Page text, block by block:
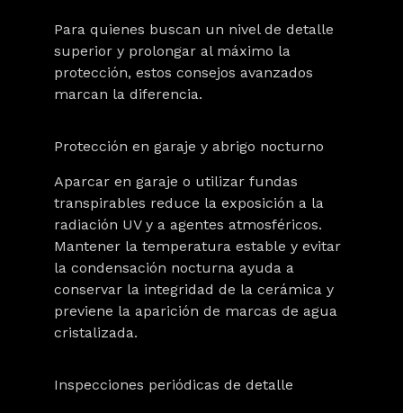
Para quienes buscan un nivel de detalle
superior y prolongar al máximo la
protección, estos consejos avanzados
marcan la diferencia.
Protección en garaje y abrigo nocturno
Aparcar en garaje o utilizar fundas
transpirables reduce la exposición a la
radiación UV y a agentes atmosféricos.
Mantener la temperatura estable y evitar
la condensación nocturna ayuda a
conservar la integridad de la cerámica y
previene la aparición de marcas de agua
cristalizada.
Inspecciones periódicas de detalle